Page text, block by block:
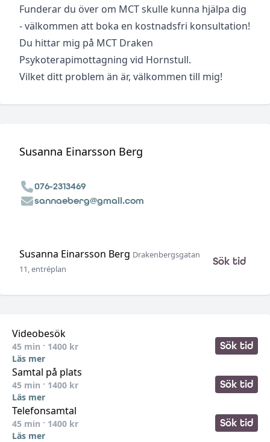
Funderar du över om MCT skulle kunna hjälpa dig
- välkommen att boka en kostnadsfri konsultation!
Du hittar mig på MCT Draken
Psykoterapimottagning vid Hornstull.
Vilket ditt problem än är, välkommen till mig!
Susanna Einarsson Berg
076-2313469
sannaeberg@gmail.com
Susanna Einarsson Berg Drakenbergsgatan
11, entréplan
Sök tid
Videobesök
45 min · 1400 kr
Läs mer
Sök tid
Samtal på plats
45 min · 1400 kr
Läs mer
Sök tid
Telefonsamtal
45 min · 1400 kr
Läs mer
Sök tid